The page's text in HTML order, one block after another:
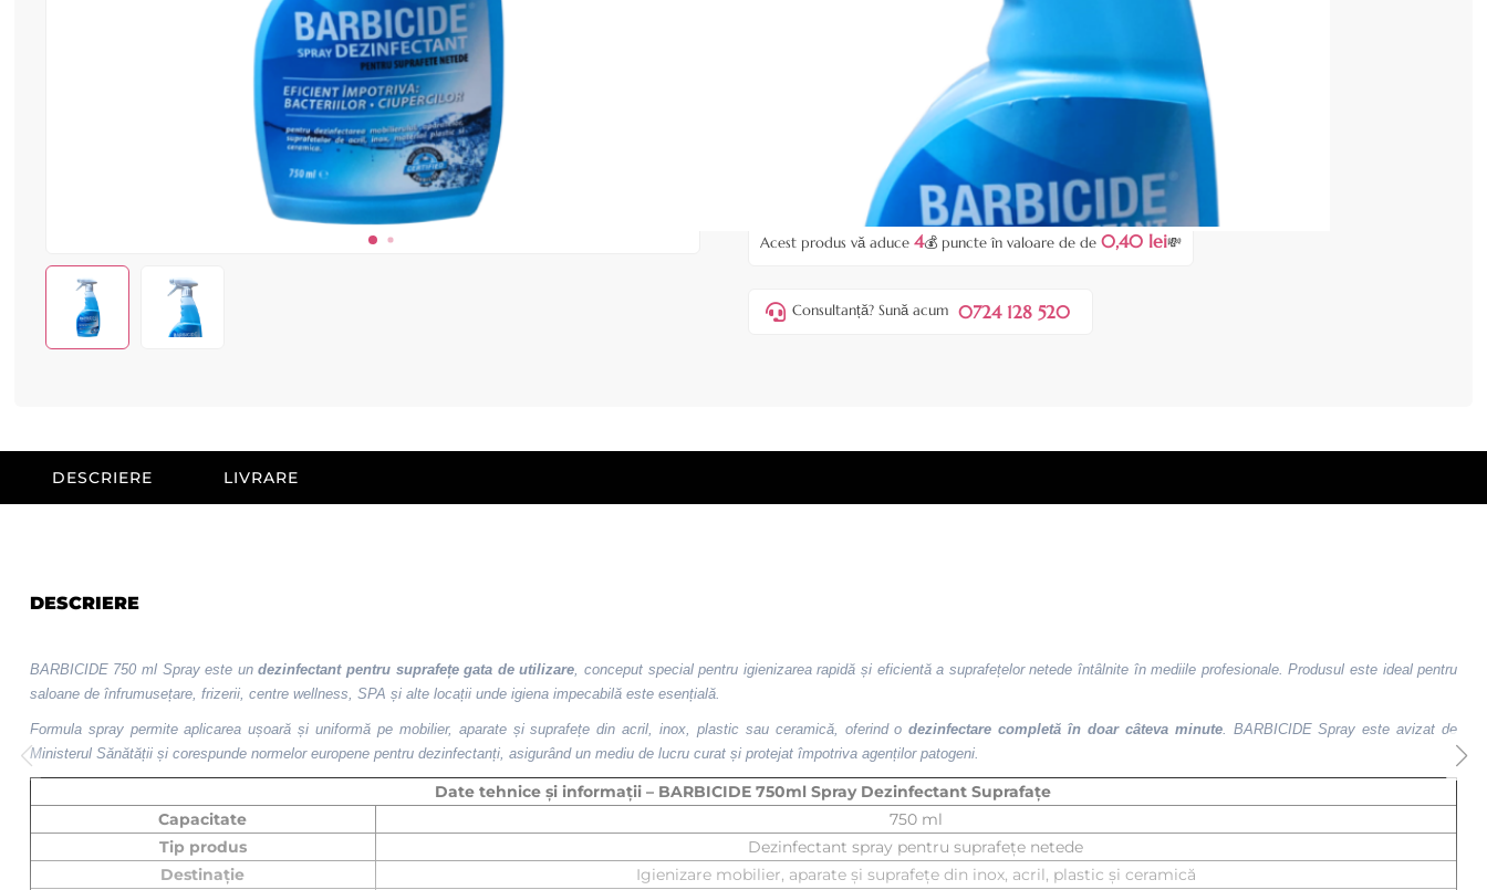
41,90 lei
ADAUGĂ ÎN COȘ
Acest produs vă aduce4💰 puncte în valoare de de0,40 lei💸
Consultanță? Sună acum 0724 128 520
DESCRIERE LIVRARE
DESCRIERE
BARBICIDE 750 ml Spray este undezinfectant pentru suprafețe gata de utilizare , conceput special pentru igienizarea rapidă și eficientă a suprafețelor netede întâlnite în mediile profesionale. Produsul este ideal pentru
saloane de înfrumusețare, frizerii, centre wellness, SPA și alte locații unde igiena impecabilă este esențială.
Formula spray permite aplicarea ușoară și uniformă pe mobilier, aparate și suprafețe din acril, inox, plastic sau ceramică, oferind odezinfectare completă în doar câteva minute. BARBICIDE Spray este avizat de
Ministerul Sănătății și corespunde normelor europene pentru dezinfectanți, asigurând un mediu de lucru curat și protejat împotriva agenților patogeni.
Date tehnice și informații – BARBICIDE 750ml Spray Dezinfectant Suprafațe
Capacitate
750 ml
Tip produs
Dezinfectant spray pentru suprafețe netede
Destinație
Igienizare mobilier, aparate și suprafețe din inox, acril, plastic și ceramică